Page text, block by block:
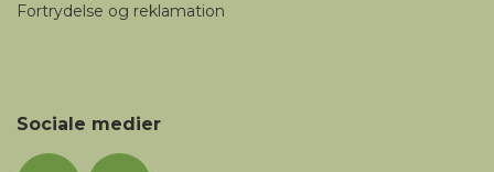
Fortrydelse og reklamation
Sociale medier